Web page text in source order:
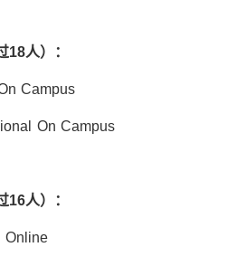
人）：
Campus
On Campus
人）：
Online